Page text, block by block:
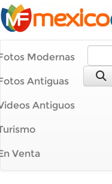
Modernas
Antiguas
Antiguos
Venta